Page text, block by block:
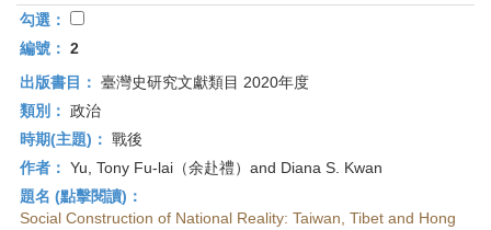
勾選：
編號： 2
出版書目： 臺灣史研究文獻類目 2020年度
類別： 政治
時期(主題)： 戰後
作者： Yu, Tony Fu-lai（余赴禮）and Diana S. Kwan
題名 (點擊閱讀)：
Social Construction of National Reality: Taiwan, Tibet and Hong